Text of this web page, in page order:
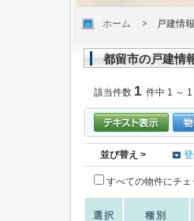
ホーム 戸建情
都留市の戸建情
該当件数 1 件中 1 ～ 1
並び替え >
すべての物件にチェ
選択 種別